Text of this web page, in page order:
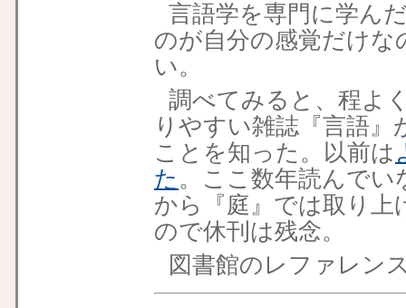
言語学を専門に学ん
のが自分の感覚だけ
い。
調べてみると、程よ
りやすい雑誌『言語
ことを知った。以前は
た 。ここ数年読んでい
から『庭』では取り上
ので休刊は残念。
図書館のレファレン